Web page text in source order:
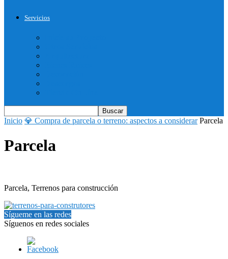
Servicios
Inicio 💎 Compra de parcela o terreno: aspectos a considerar Parcela
Parcela
Parcela, Terrenos para construcción
Sígueme en las redes
Síguenos en redes sociales